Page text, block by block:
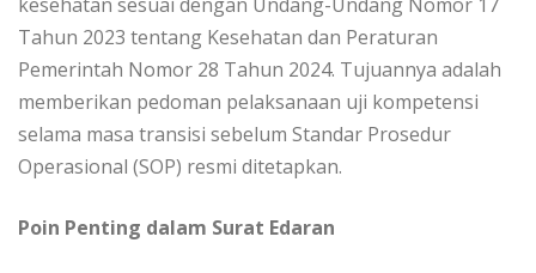
Tahun 2023 tentang Kesehatan dan Peraturan
Pemerintah Nomor 28 Tahun 2024. Tujuannya adalah
memberikan pedoman pelaksanaan uji kompetensi
selama masa transisi sebelum Standar Prosedur
Operasional (SOP) resmi ditetapkan.
Poin Penting dalam Surat Edaran